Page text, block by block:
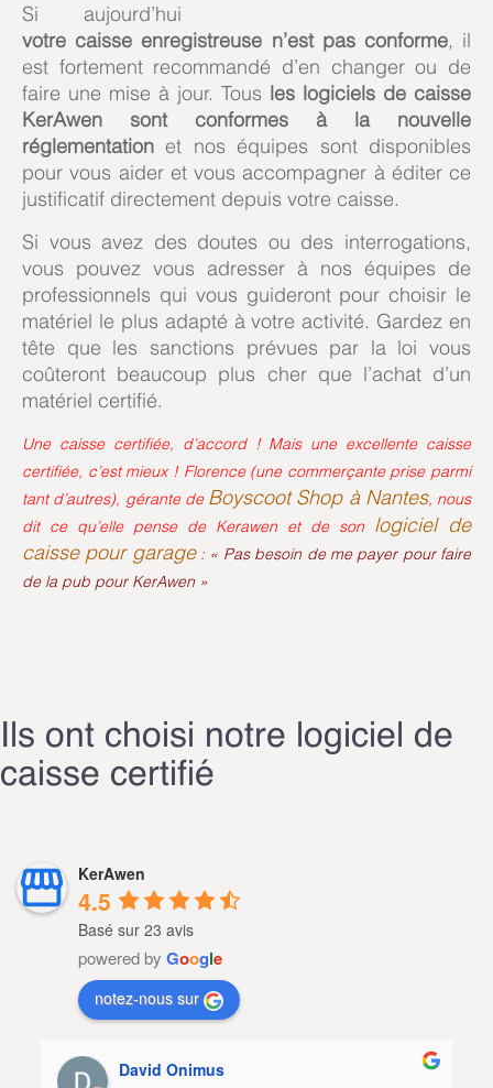
Si aujourd’hui
votre caisse enregistreuse n’est pas conforme, il
est fortement recommandé d’en changer ou de
faire une mise à jour. Tous les logiciels de caisse
KerAwen sont conformes à la nouvelle
réglementation et nos équipes sont disponibles
pour vous aider et vous accompagner à éditer ce
justificatif directement depuis votre caisse.
Si vous avez des doutes ou des interrogations,
vous pouvez vous adresser à nos équipes de
professionnels qui vous guideront pour choisir le
matériel le plus adapté à votre activité. Gardez en
tête que les sanctions prévues par la loi vous
coûteront beaucoup plus cher que l’achat d’un
matériel certifié.
Une caisse certifiée, d’accord ! Mais une excellente caisse
certifiée, c’est mieux ! Florence (une commerçante prise parmi
tant d’autres), gérante de Boyscoot Shop à Nantes, nous
dit ce qu’elle pense de Kerawen et de son logiciel de
caisse pour garage: « Pas besoin de me payer pour faire
de la pub pour KerAwen »
Ils ont choisi notre logiciel de
caisse certifié
KerAwen
4.5
Basé sur 23 avis
powered by Google
notez-nous sur
lebagagiste. run